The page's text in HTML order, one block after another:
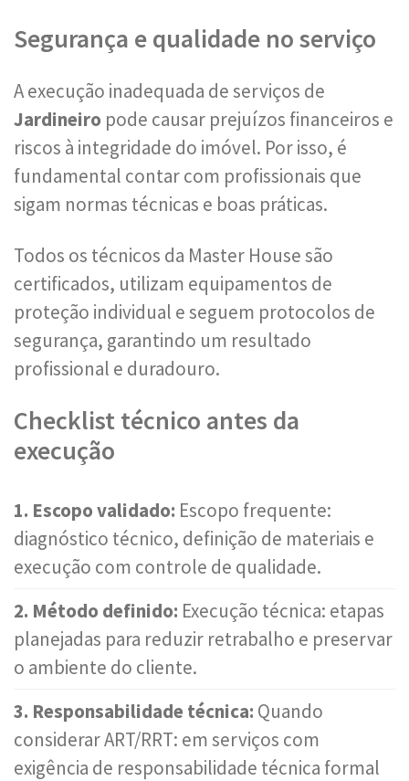
Segurança e qualidade no serviço
A execução inadequada de serviços de
Jardineiro pode causar prejuízos financeiros e
riscos à integridade do imóvel. Por isso, é
fundamental contar com profissionais que
sigam normas técnicas e boas práticas.
Todos os técnicos da Master House são
certificados, utilizam equipamentos de
proteção individual e seguem protocolos de
segurança, garantindo um resultado
profissional e duradouro.
Checklist técnico antes da
execução
1. Escopo validado: Escopo frequente:
diagnóstico técnico, definição de materiais e
execução com controle de qualidade.
2. Método definido: Execução técnica: etapas
planejadas para reduzir retrabalho e preservar
o ambiente do cliente.
3. Responsabilidade técnica: Quando
considerar ART/RRT: em serviços com
exigência de responsabilidade técnica formal